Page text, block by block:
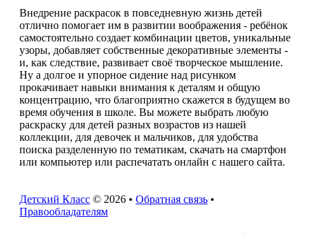
Внедрение раскрасок в повседневную жизнь детей
отлично помогает им в развитии воображения - ребёнок
самостоятельно создает комбинации цветов, уникальные
узоры, добавляет собственные декоративные элементы -
и, как следствие, развивает своё творческое мышление.
Ну а долгое и упорное сидение над рисунком
прокачивает навыки внимания к деталям и общую
концентрацию, что благоприятно скажется в будущем во
время обучения в школе. Вы можете выбрать любую
раскраску для детей разных возрастов из нашей
коллекции, для девочек и мальчиков, для удобства
поиска разделенную по тематикам, скачать на смартфон
или компьютер или распечатать онлайн с нашего сайта.
Детский Класс © 2026 • Обратная связь •
Правообладателям